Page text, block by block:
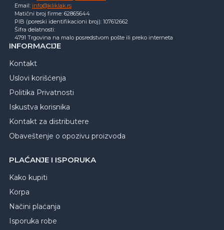
Email: info@kliklak.rs
Matični broj firme: 62865644
PIB (poreski identifikacioni broj): 107612662
Šifra delatnosti:
4791 Trgovina na malo posredstvom pošte ili preko interneta
INFORMACIJE
Kontakt
Uslovi korišćenja
Politika Privatnosti
Iskustva korisnika
Kontakt za distributere
Obaveštenje o opozivu proizvoda
PLAĆANJE I ISPORUKA
Kako kupiti
Korpa
Načini plaćanja
Isporuka robe